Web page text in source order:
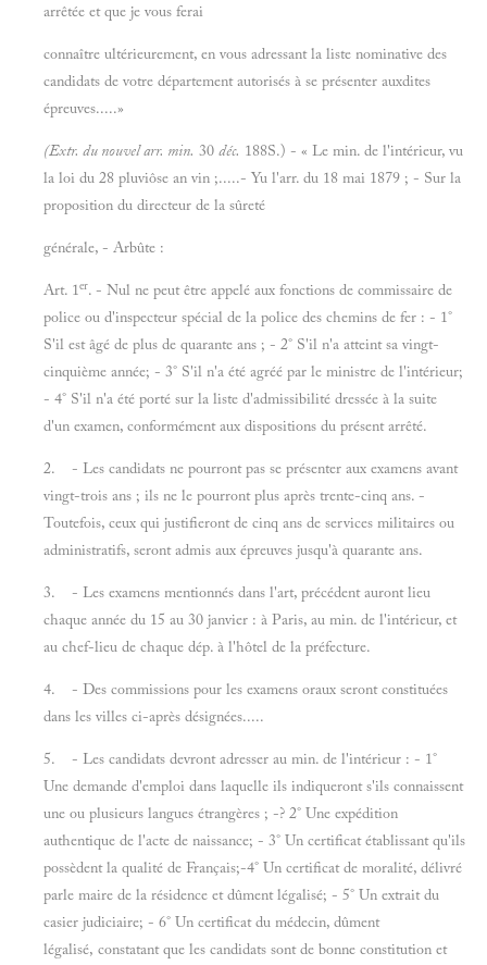
arrêtée et que je vous ferai
connaître ultérieurement, en vous adressant la liste nominative des
candidats de votre département autorisés à se présenter auxdites
épreuves.....»
(Extr. du nouvel arr. min. 30 déc. 188S.) - « Le min. de l'intérieur, vu
la loi du 28 pluviôse an vin ;.....- Yu l'arr. du 18 mai 1879 ; - Sur la
proposition du directeur de la sûreté
générale, - Arbûte :
Art. 1er. - Nul ne peut être appelé aux fonctions de commissaire de
police ou d'inspecteur spécial de la police des chemins de fer : - 1°
S'il est âgé de plus de quarante ans ; - 2° S'il n'a atteint sa vingt-
cinquième année; - 3° S'il n'a été agréé par le ministre de l'intérieur;
- 4° S'il n'a été porté sur la liste d'admissibilité dressée à la suite
d'un examen, conformément aux dispositions du présent arrêté.
2. - Les candidats ne pourront pas se présenter aux examens avant
vingt-trois ans ; ils ne le pourront plus après trente-cinq ans. -
Toutefois, ceux qui justifieront de cinq ans de services militaires ou
administratifs, seront admis aux épreuves jusqu'à quarante ans.
3. - Les examens mentionnés dans l'art, précédent auront lieu
chaque année du 15 au 30 janvier : à Paris, au min. de l'intérieur, et
au chef-lieu de chaque dép. à l'hôtel de la préfecture.
4. - Des commissions pour les examens oraux seront constituées
dans les villes ci-après désignées.....
5. - Les candidats devront adresser au min. de l'intérieur : - 1°
Une demande d'emploi dans laquelle ils indiqueront s'ils connaissent
une ou plusieurs langues étrangères ; -? 2° Une expédition
authentique de l'acte de naissance; - 3° Un certificat établissant qu'ils
possèdent la qualité de Français;-4° Un certificat de moralité, délivré
parle maire de la résidence et dûment légalisé; - 5° Un extrait du
casier judiciaire; - 6° Un certificat du médecin, dûment
légalisé, constatant que les candidats sont de bonne constitution et